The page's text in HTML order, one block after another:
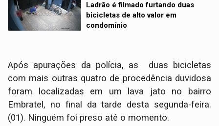
Ladrão é filmado furtando duas
bicicletas de alto valor em
condomínio
Após apurações da polícia, as duas bicicletas
com mais outras quatro de procedência duvidosa
foram localizadas em um lava jato no bairro
Embratel, no final da tarde desta segunda-feira.
(01). Ninguém foi preso até o momento.